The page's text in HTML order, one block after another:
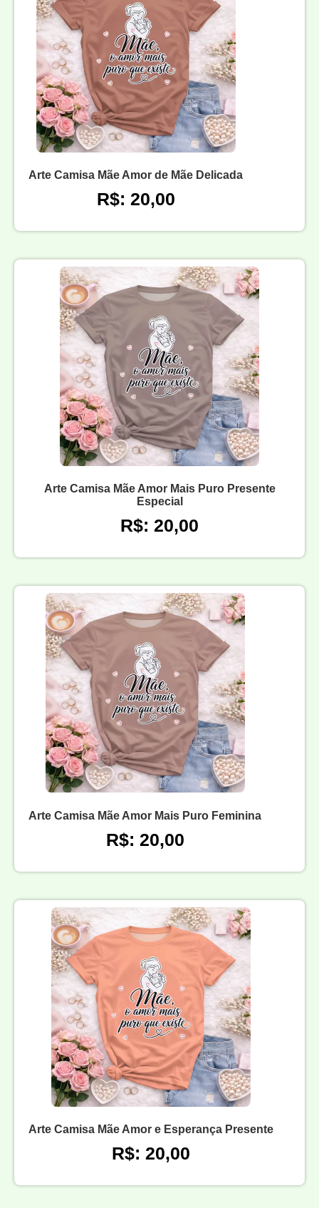
Arte Camisa Mãe Amor de Mãe Delicada
R$: 20,00
Arte Camisa Mãe Amor Mais Puro Presente
Especial
R$: 20,00
Arte Camisa Mãe Amor Mais Puro Feminina
R$: 20,00
Arte Camisa Mãe Amor e Esperança Presente
R$: 20,00